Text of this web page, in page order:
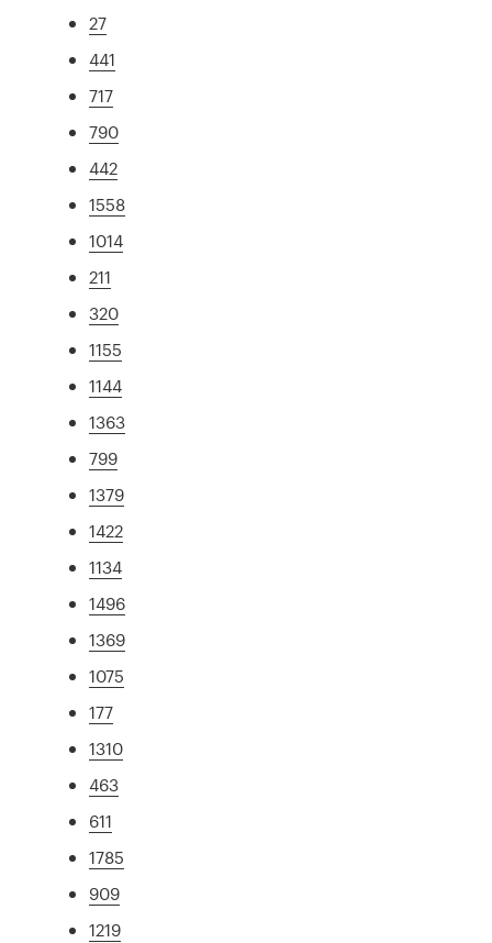
27
441
717
790
442
1558
1014
211
320
1155
1144
1363
799
1379
1422
1134
1496
1369
1075
177
1310
463
611
1785
909
1219